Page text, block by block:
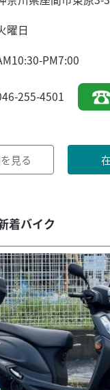
曜日
PM7:00
255-4501
見る
着バイク